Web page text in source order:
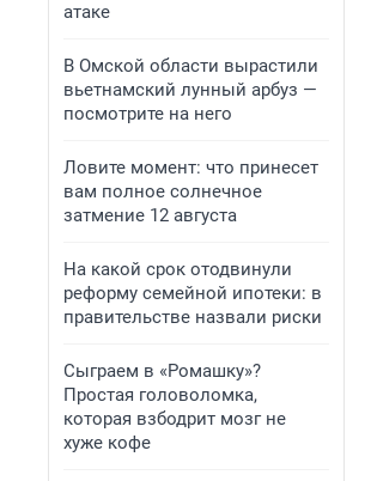
атаке
В Омской области вырастили
вьетнамский лунный арбуз —
посмотрите на него
Ловите момент: что принесет
вам полное солнечное
затмение 12 августа
На какой срок отодвинули
реформу семейной ипотеки: в
правительстве назвали риски
Сыграем в «Ромашку»?
Простая головоломка,
которая взбодрит мозг не
хуже кофе